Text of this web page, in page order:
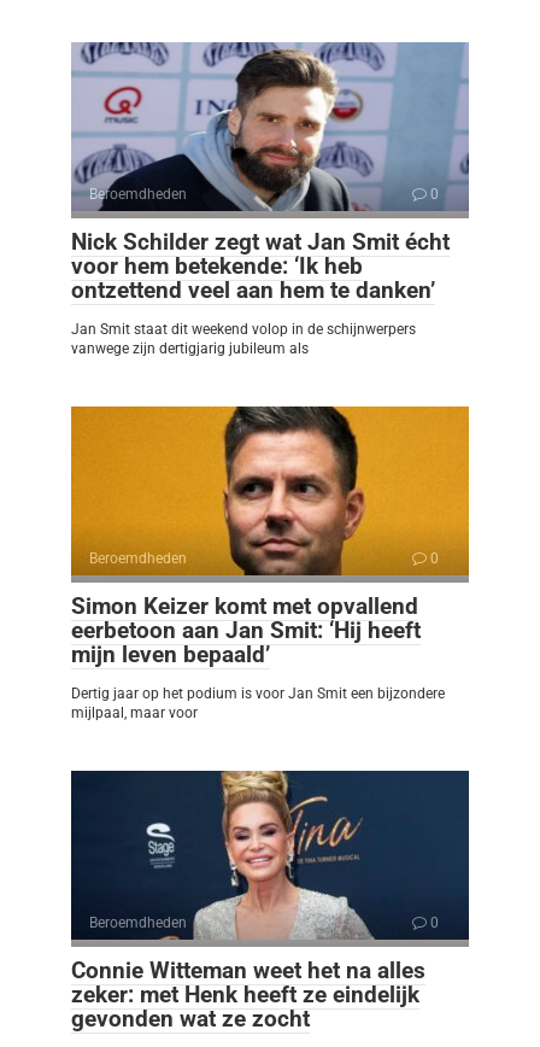
Beroemdheden 0
Nick Schilder zegt wat Jan Smit écht
voor hem betekende: ‘Ik heb
ontzettend veel aan hem te danken’
Jan Smit staat dit weekend volop in de schijnwerpers
vanwege zijn dertigjarig jubileum als
Beroemdheden 0
Simon Keizer komt met opvallend
eerbetoon aan Jan Smit: ‘Hij heeft
mijn leven bepaald’
Dertig jaar op het podium is voor Jan Smit een bijzondere
mijlpaal, maar voor
Beroemdheden 0
Connie Witteman weet het na alles
zeker: met Henk heeft ze eindelijk
gevonden wat ze zocht